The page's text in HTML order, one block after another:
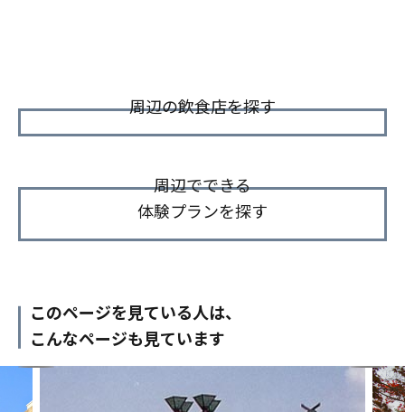
周辺の飲食店を探す
周辺でできる
体験プランを探す
このページを見ている人は、
こんなページも見ています